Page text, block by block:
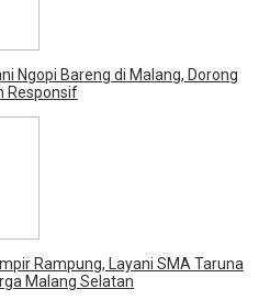
Ngopi Bareng di Malang, Dorong
Responsif
Rampung, Layani SMA Taruna
Malang Selatan